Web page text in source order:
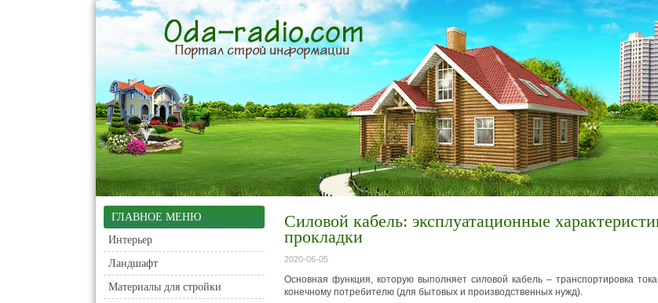
ГЛАВНОЕ МЕНЮ
Интерьер
Ландшафт
Материалы для стройки
Силовой кабель: эксплуатационные
прокладки
2020-06-05
Основная функция, которую выполняет силовой кабель – транспортировка
конечному потребителю (для бытовых и производственных нужд).